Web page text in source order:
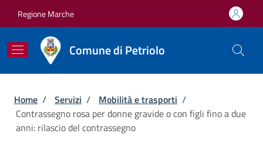
Regione Marche
Comune di Petriolo
Briciole di pane
Home / Servizi / Mobilità e trasporti /
Contrassegno rosa per donne gravide o con figli fino a due
anni: rilascio del contrassegno